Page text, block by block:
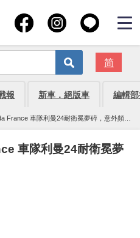
简
報 新車．絕版車 編輯
France 車隊利曼24耐衛冕夢碎，意外頻發
車隊利曼24耐衛冕夢